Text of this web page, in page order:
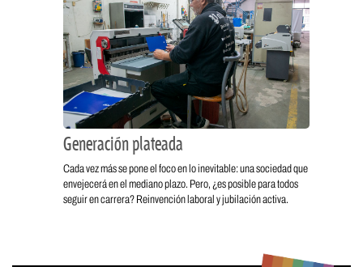
Generación plateada
Cada vez más se pone el foco en lo inevitable: una sociedad que
envejecerá en el mediano plazo. Pero, ¿es posible para todos
seguir en carrera? Reinvención laboral y jubilación activa.